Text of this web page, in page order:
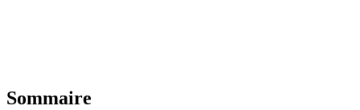
Sommaire